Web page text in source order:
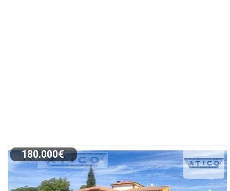
180.000€